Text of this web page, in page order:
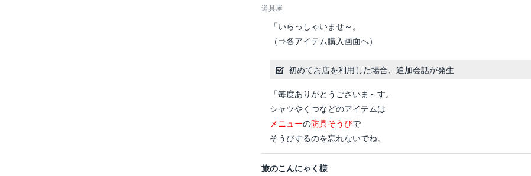
道具屋
「いらっしゃいませ～。
（⇒各アイテム購入画面へ）
初めてお店を利用した場合、追加会話が発生
「毎度ありがとうございま～す。
シャツやくつなどのアイテムは
メニューの防具そうびで
そうびするのを忘れないでね。
旅のこんにゃく様